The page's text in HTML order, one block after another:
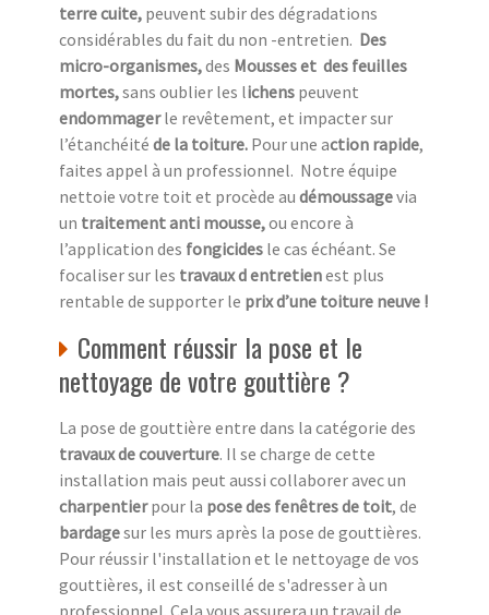
terre cuite, peuvent subir des dégradations
considérables du fait du non -entretien. Des
micro-organismes,des Mousses et des feuilles
mortes,sans oublier les lichens peuvent
endommagerle revêtement, et impacter sur
l’étanchéité de la toiture. Pour une action rapide,
faites appel à un professionnel. Notre équipe
nettoie votre toit et procède au démoussagevia
un traitement anti mousse,ou encore à
l’application des fongicides le cas échéant. Se
focaliser sur les travaux d entretienest plus
rentable de supporter le prix d’une toiture neuve !
Comment réussir la pose et le
nettoyage de votre gouttière ?
La pose de gouttière entre dans la catégorie des
travaux de couverture. Il se charge de cette
installation mais peut aussi collaborer avec un
charpentierpour la pose des fenêtres de toit, de
bardagesur les murs après la pose de gouttières.
Pour réussir l'installation et le nettoyage de vos
gouttières, il est conseillé de s'adresser à un